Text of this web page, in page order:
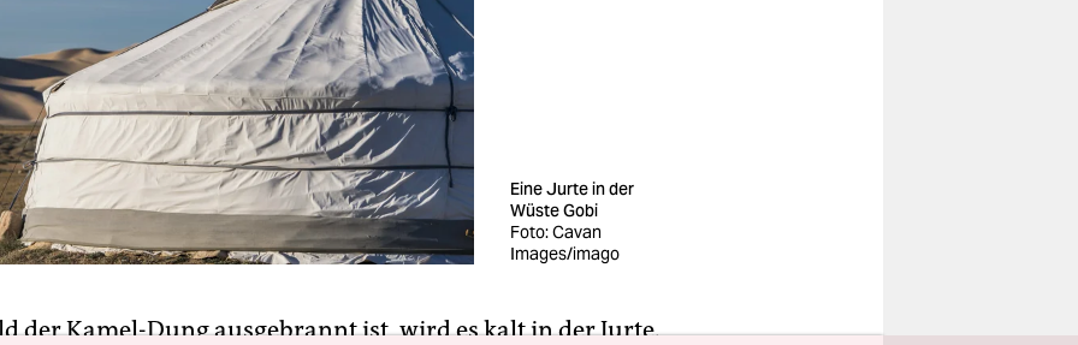
Eine Jurte in der
Wüste Gobi
Foto: Cavan
Images/imago
der Kamel-Dung ausgebrannt ist, wird es kalt in der Jurte.